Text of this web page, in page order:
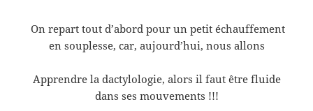
On repart tout d’abord pour un petit échauffement
en souplesse, car, aujourd’hui, nous allons
Apprendre la dactylologie, alors il faut être fluide
dans ses mouvements !!!